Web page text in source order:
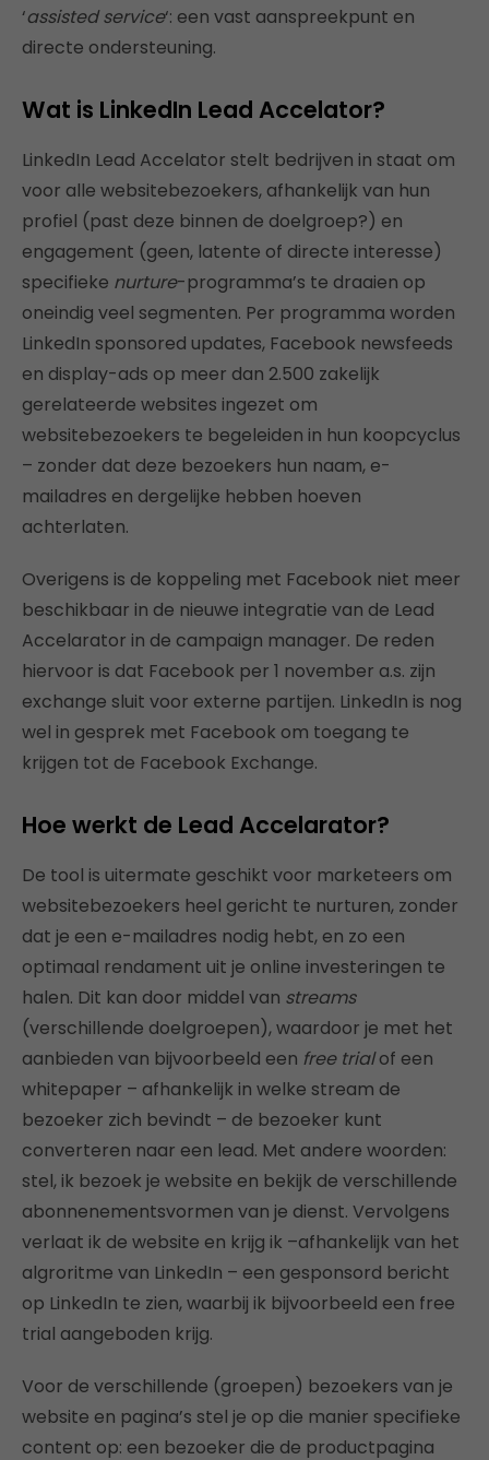
‘assisted service‘: een vast aanspreekpunt en
directe ondersteuning.
Wat is LinkedIn Lead Accelator?
LinkedIn Lead Accelator stelt bedrijven in staat om
voor alle websitebezoekers, afhankelijk van hun
profiel (past deze binnen de doelgroep?) en
engagement (geen, latente of directe interesse)
specifieke nurture-programma’s te draaien op
oneindig veel segmenten. Per programma worden
LinkedIn sponsored updates, Facebook newsfeeds
en display-ads op meer dan 2.500 zakelijk
gerelateerde websites ingezet om
websitebezoekers te begeleiden in hun koopcyclus
– zonder dat deze bezoekers hun naam, e-
mailadres en dergelijke hebben hoeven
achterlaten.
Overigens is de koppeling met Facebook niet meer
beschikbaar in de nieuwe integratie van de Lead
Accelarator in de campaign manager. De reden
hiervoor is dat Facebook per 1 november a.s. zijn
exchange sluit voor externe partijen. LinkedIn is nog
wel in gesprek met Facebook om toegang te
krijgen tot de Facebook Exchange.
Hoe werkt de Lead Accelarator?
De tool is uitermate geschikt voor marketeers om
websitebezoekers heel gericht te nurturen, zonder
dat je een e-mailadres nodig hebt, en zo een
optimaal rendament uit je online investeringen te
halen. Dit kan door middel van streams
(verschillende doelgroepen), waardoor je met het
aanbieden van bijvoorbeeld een free trialof een
whitepaper – afhankelijk in welke stream de
bezoeker zich bevindt – de bezoeker kunt
converteren naar een lead. Met andere woorden:
stel, ik bezoek je website en bekijk de verschillende
abonnenementsvormen van je dienst. Vervolgens
verlaat ik de website en krijg ik –afhankelijk van het
algroritme van LinkedIn – een gesponsord bericht
op LinkedIn te zien, waarbij ik bijvoorbeeld een free
trial aangeboden krijg.
Voor de verschillende (groepen) bezoekers van je
website en pagina’s stel je op die manier specifieke
content op: een bezoeker die de productpagina